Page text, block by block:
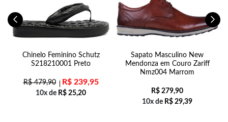
Chinelo Feminino Schutz
S218210001 Preto
R$479,90 R$239,95
10x de R$ 25,20
Sapato Masculino New
Mendonza em Couro Zariff
Nmz004 Marrom
R$ 279,90
10x de R$ 29,39